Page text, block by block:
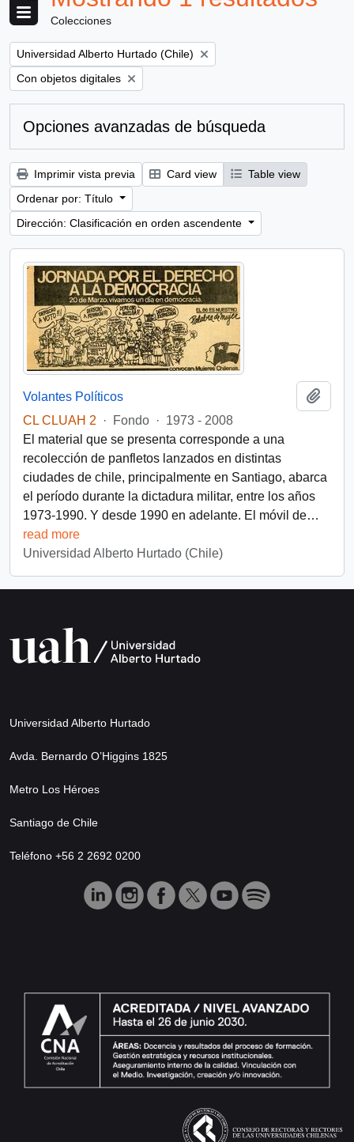
Colecciones
Remove filter:
Universidad Alberto Hurtado (Chile)
Remove filter:
Con objetos digitales
Opciones avanzadas de búsqueda
Imprimir vista previa Card view
Table view
Ordenar por: Título
Dirección: Clasificación en orden ascendente
Volantes Políticos
CL CLUAH 2
· Fondo · 1973 - 2008
El material que se presenta corresponde a una
recolección de panfletos lanzados en distintas
ciudades de chile, principalmente en Santiago, abarca
el período durante la dictadura militar, entre los años
1973-1990. Y desde 1990 en adelante. El móvil de…
read more
Universidad Alberto Hurtado (Chile)
Universidad Alberto Hurtado
Avda. Bernardo O’Higgins 1825
Metro Los Héroes
Santiago de Chile
Teléfono +56 2 2692 0200